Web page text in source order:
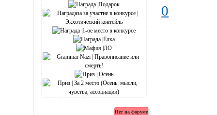
0